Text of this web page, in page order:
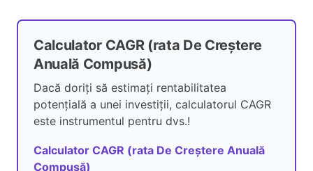
Calculator CAGR (rata De Creștere
Anuală Compusă)
Dacă doriți să estimați rentabilitatea
potențială a unei investiții, calculatorul CAGR
este instrumentul pentru dvs.!
Calculator CAGR (rata De Creștere Anuală
Compusă)